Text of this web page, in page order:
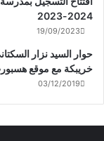
2024-2023
19/09/2023
حوار السيد نزار
خريبكة مع موقع
03/12/2019